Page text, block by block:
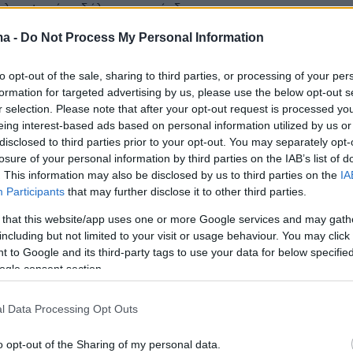
- Do Not Process My Personal Information
opt-out of the sale, sharing to third parties, or processing of your
for targeted advertising by us, please use the below opt-out
selection. Please note that after your opt-out request is processed
interest-based ads based on personal information utilized by us
to third parties prior to your opt-out. You may separately
of your personal information by third parties on the IAB’s list of
This information may also be disclosed by us to third parties on the
Participants that may further disclose it to other third parties.
that this website/app uses one or more Google services and may
but not limited to your visit or usage behaviour. You may
to Google and its third-party tags to use your data for below
consent section.
Data Processing Opt Outs
opt-out of the Sharing of my personal data.
δήλωσε ο πρόεδρος
από Βιέννη: Η Ελλάδα
τα ευρωπαϊκά σύνορα, να
δίκαια το βάρος των
ροών
στη Γερμανία, μετά την απόφασή της
τους ελέγχους στα σύνορά της
το ακροδεξιό κόμμα FPÖ στην
- Πώς ανέκαμψε μέσα από
λόγο του ηγέτη